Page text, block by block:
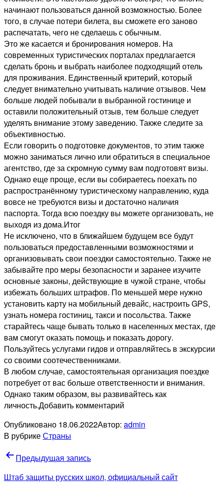
начинают пользоваться данной возможностью. Более
того, в случае потери билета, вы сможете его заново
распечатать, чего не сделаешь с обычным.
Это же касается и бронирования номеров. На
современных туристических порталах предлагается
сделать бронь и выбрать наиболее подходящий отель
для проживания. Единственный критерий, который
следует внимательно учитывать наличие отзывов. Чем
больше людей побывали в выбранной гостинице и
оставили положительный отзыв, тем больше следует
уделять внимание этому заведению. Также следите за
объективностью.
Если говорить о подготовке документов, то этим также
можно заниматься лично или обратиться в специальное
агентство, где за скромную сумму вам подготовят визы.
Однако еще проще, если вы собираетесь поехать по
распространённому туристическому направлению, куда
вовсе не требуются визы и достаточно наличия
паспорта. Тогда всю поездку вы можете организовать, не
выходя из дома.Итог
Не исключено, что в ближайшем будущем все будут
пользоваться предоставленными возможностями и
организовывать свои поездки самостоятельно. Также не
забывайте про меры безопасности и заранее изучите
основные законы, действующие в чужой стране, чтобы
избежать больших штрафов. По меньшей мере нужно
установить карту на мобильный девайс, настроить GPS,
узнать номера гостиниц, такси и посольства. Также
старайтесь чаще бывать только в населенных местах, где
вам смогут оказать помощь и показать дорогу.
Пользуйтесь услугами гидов и отправляйтесь в экскурсии
со своими соотечественниками.
В любом случае, самостоятельная организация поездке
потребует от вас больше ответственности и внимания.
Однако таким образом, вы развивайтесь как
личность.Добавить комментарий
Опубликовано 18.06.2022Автор: admin
В рубрикеСтраны
Навигация
по
Предыдущая запись
Штаб защиты русских школ, официальный сайт